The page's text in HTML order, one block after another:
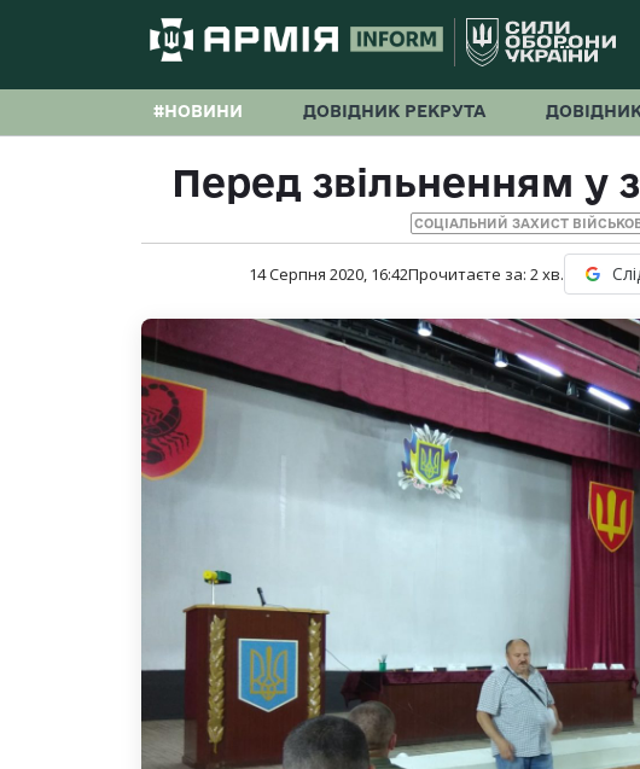
#НОВИНИ ДОВІДНИК РЕКРУТА
Перед звільненням у
СОЦІАЛЬНИЙ ЗАХИСТ
14 Серпня 2020, 16:42Прочитаєте за: 2хв.